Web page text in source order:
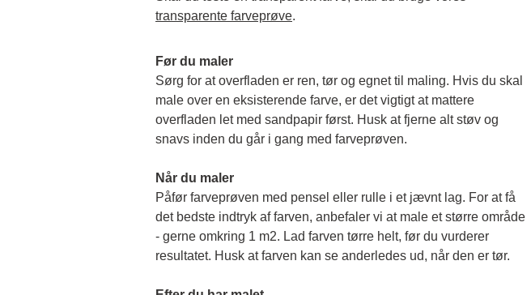
transparente farveprøve.
Før du maler
Sørg for at overfladen er ren, tør og egnet til maling. Hvis du skal
male over en eksisterende farve, er det vigtigt at mattere
overfladen let med sandpapir først. Husk at fjerne alt støv og
snavs inden du går i gang med farveprøven.
Når du maler
Påfør farveprøven med pensel eller rulle i et jævnt lag. For at få
det bedste indtryk af farven, anbefaler vi at male et større område
- gerne omkring 1 m2. Lad farven tørre helt, før du vurderer
resultatet. Husk at farven kan se anderledes ud, når den er tør.